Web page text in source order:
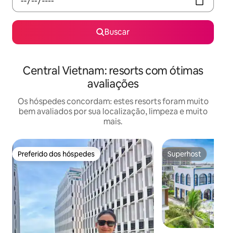
Buscar
Central Vietnam: resorts com ótimas
avaliações
Os hóspedes concordam: estes resorts foram muito
bem avaliados por sua localização, limpeza e muito
mais.
Preferido dos hóspedes
Preferido dos hóspedes Superhost
Superhost